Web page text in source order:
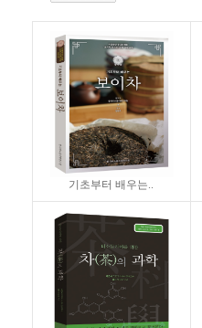
기초부터 배우는..